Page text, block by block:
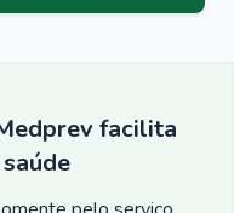
facilita